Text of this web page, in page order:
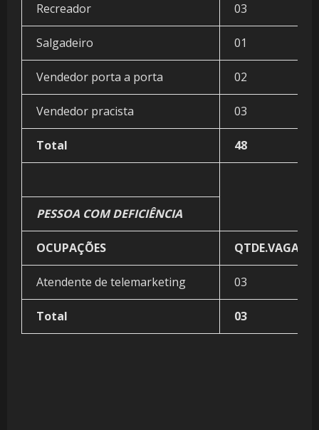
Recreador 03
Salgadeiro 01
Vendedor porta a porta 02
Vendedor pracista 03
Total 48
PESSOA COM DEFICIÊNCIA
OCUPAÇÕES QTDE.VAGAS
Atendente de telemarketing 03
Total 03